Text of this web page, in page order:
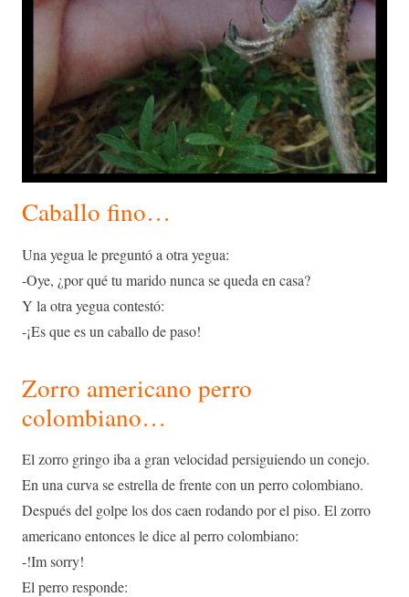
Caballo fino…
Una yegua le preguntó a otra yegua:
-Oye, ¿por qué tu marido nunca se queda en casa?
Y la otra yegua contestó:
-¡Es que es un caballo de paso!
Zorro americano perro
colombiano…
El zorro gringo iba a gran velocidad persiguiendo un conejo.
En una curva se estrella de frente con un perro colombiano.
Después del golpe los dos caen rodando por el piso. El zorro
americano entonces le dice al perro colombiano:
-!Im sorry!
El perro responde: